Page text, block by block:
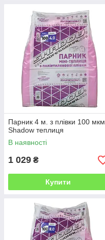
Парник 4 м. з плівки 100 мкм
Shadow теплиця
В наявності
1 029 ₴
Купити